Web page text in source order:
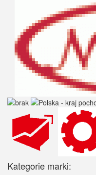
Kategorie marki: